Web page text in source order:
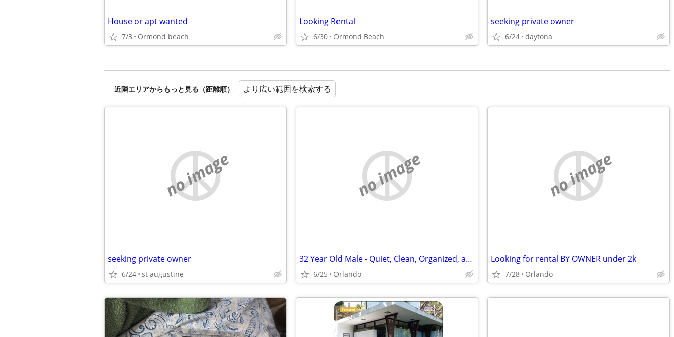
House or apt wanted
7/3 Ormond beach
Looking Rental
6/30 Ormond Beach
seeking private owner
6/24 daytona
近隣エリアからもっと見る（距離順） より広い範囲を検索する
no image
seeking private owner
6/24 st augustine
no image
32 Year Old Male - Quiet, Clean, Organized, and Compassionate - Relocating to Or
6/25 Orlando
no image
Looking for rental BY OWNER under 2k
7/28 Orlando